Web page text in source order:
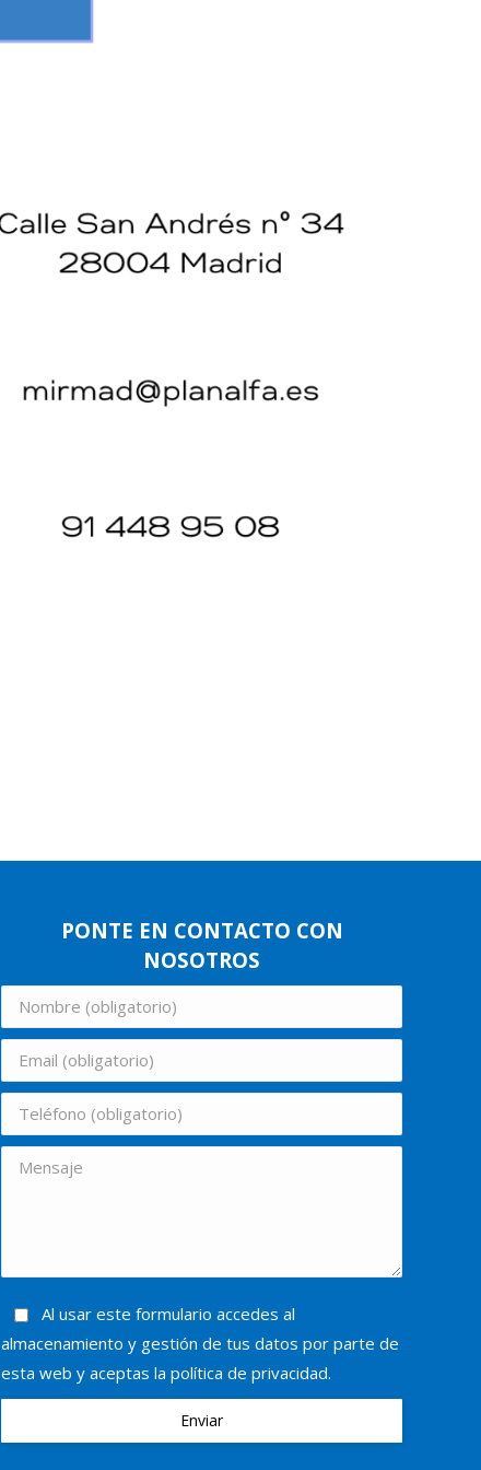
PONTE EN CONTACTO CON
NOSOTROS
Al usar este formulario accedes al
almacenamiento y gestión de tus datos por parte de
esta web y aceptas la política de privacidad.